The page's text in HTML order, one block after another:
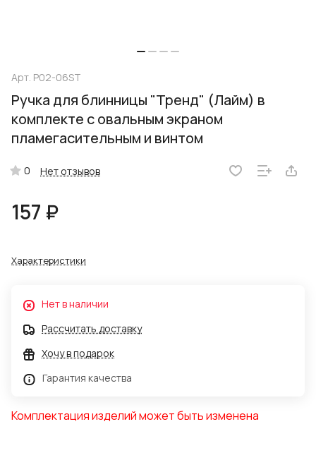
Арт. P02-06ST
Ручка для блинницы "Тренд" (Лайм) в
комплекте с овальным экраном
пламегасительным и винтом
0 Нет отзывов
157 ₽
Характеристики
Нет в наличии
Рассчитать доставку
Хочу в подарок
Гарантия качества
Комплектация изделий может быть изменена